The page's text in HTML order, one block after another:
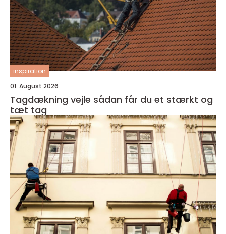
inspiration
01. August 2026
Tagdækning vejle sådan får du et stærkt og
tæt tag